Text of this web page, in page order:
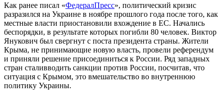
Как ранее писал «ФедералПресс», политический кризис
разразился на Украине в ноябре прошлого года после того, как
местные власти приостановили вхождение в ЕС. Начались
беспорядки, в результате которых погибли 80 человек. Виктор
Янукович был свергнут с поста президента страны. Жители
Крыма, не принимающие новую власть, провели референдум
и приняли решение присоединиться к России. Ряд западных
стран сталивводить санкции против России, посчитав, что
ситуация с Крымом, это вмешательство во внутреннюю
политику Украины.